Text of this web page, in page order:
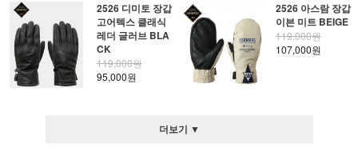
2526 디미토 장갑
고어텍스 클래식
레더 글러브 BLA
CK
119,000원
95,000원
2526 아스람 장갑
이븐 미트 BEIGE
119,000원
107,000원
더보기 ▼